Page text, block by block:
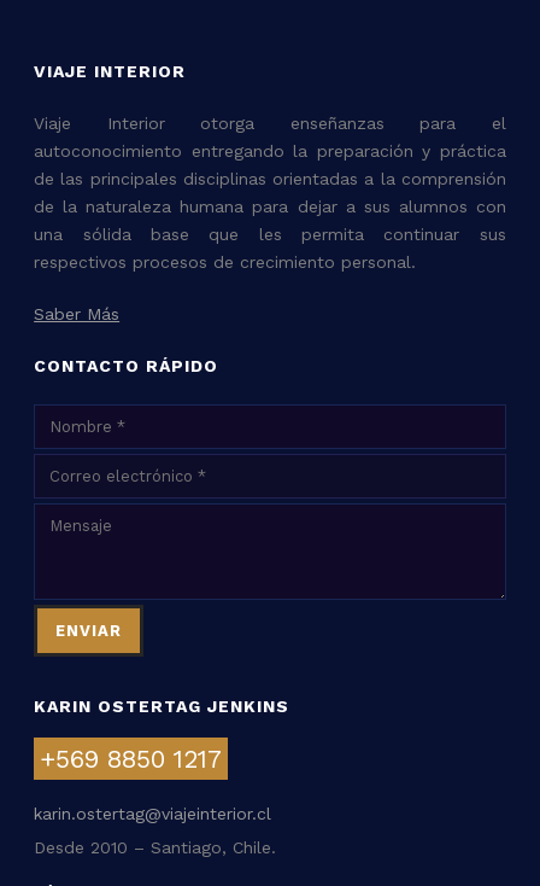
VIAJE INTERIOR
Viaje Interior otorga enseñanzas para el
autoconocimiento entregando la preparación y práctica
de las principales disciplinas orientadas a la comprensión
de la naturaleza humana para dejar a sus alumnos con
una sólida base que les permita continuar sus
respectivos procesos de crecimiento personal.
Saber Más
CONTACTO RÁPIDO
KARIN OSTERTAG JENKINS
+569 8850 1217
karin.ostertag@viajeinterior.cl
Desde 2010 – Santiago, Chile.